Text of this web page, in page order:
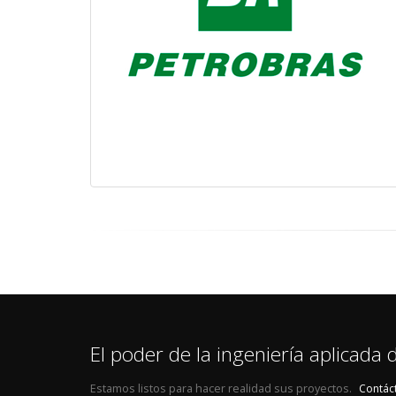
El poder de la ingeniería aplicada
Estamos listos para hacer realidad sus proyectos.